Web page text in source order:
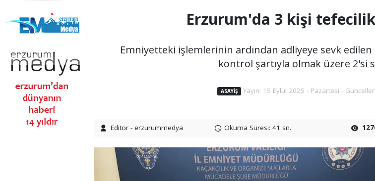
Erzurum'da 3 kişi
Emniyetteki işlemlerinin ardından adliyeye sevk
kontrol şartıyla olmak üzere 2'si
ASAYIŞ Yayın: 15 Eylül 2025 - Pazartesi -
Editör - erzurummedya Okuma Süresi: 41 sn.